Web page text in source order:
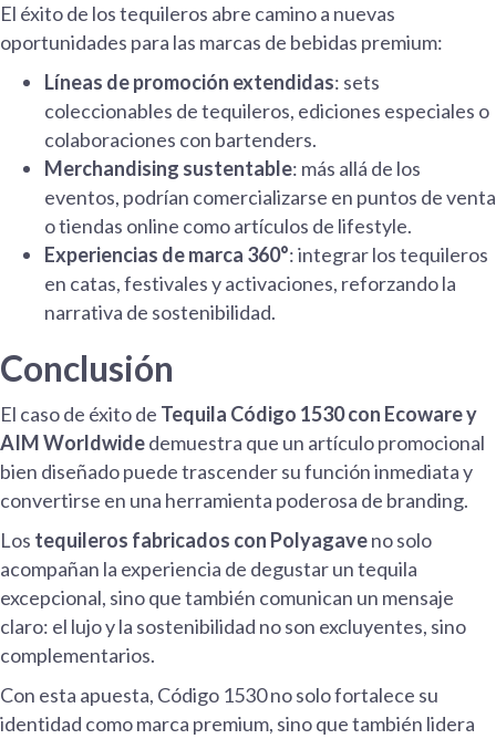
El éxito de los tequileros abre camino a nuevas
oportunidades para las marcas de bebidas premium:
Líneas de promoción extendidas: sets
coleccionables de tequileros, ediciones especiales o
colaboraciones con bartenders.
Merchandising sustentable: más allá de los
eventos, podrían comercializarse en puntos de venta
o tiendas online como artículos de lifestyle.
Experiencias de marca 360°: integrar los tequileros
en catas, festivales y activaciones, reforzando la
narrativa de sostenibilidad.
Conclusión
El caso de éxito de Tequila Código 1530 con Ecoware y
AIM Worldwidedemuestra que un artículo promocional
bien diseñado puede trascender su función inmediata y
convertirse en una herramienta poderosa de branding.
Los tequileros fabricados con Polyagaveno solo
acompañan la experiencia de degustar un tequila
excepcional, sino que también comunican un mensaje
claro: el lujo y la sostenibilidad no son excluyentes, sino
complementarios.
Con esta apuesta, Código 1530 no solo fortalece su
identidad como marca premium, sino que también lidera